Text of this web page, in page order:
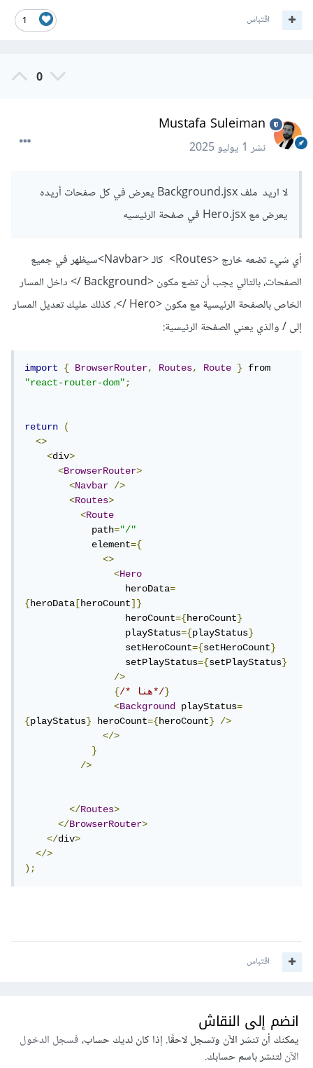
1 اقتباس
0
Mustafa Suleiman
نشر1 يوليو 2025
لا اريد ملف Background.jsx يعرض في كل صفحات أريده
يعرض مع Hero.jsx في صفحة الرئيسيه
أي شيء تضعه خارج <Routes> كالـ <Navbar>سيظهر في جميع
الصفحات، بالتالي يجب أن تضع مكون <Background /> داخل المسار
الخاص بالصفحة الرئيسية مع مكون <Hero />، كذلك عليك تعديل المسار
إلى / والذي يعني الصفحة الرئيسية:
import { BrowserRouter, Routes, Route }
"react-router-dom";
return
(
<>
<div>
<BrowserRouter>
<Navbar
/>
<Routes>
<Route
            path
="/"
            element
={
<>
<Hero
                  heroData
=
{heroData [heroCount]}
                  heroCount
={heroCount}
                  playStatus
={playStatus}
                  setHeroCount
={setHeroCount}
                  setPlayStatus
={setPlayStatus}
/>
{
/* هنا*/}
<Background playStatus=
{playStatus} heroCount={heroCount}
/>
</>
}
/>
</Routes>
</BrowserRouter>
</div>
</>
);
اقتباس
انضم إلى النقاش
يمكنك أن تنشر الآن وتسجل لاحقًا. إذا كان لديك حساب،فسجل الدخول
الآنلتنشر باسم حسابك.